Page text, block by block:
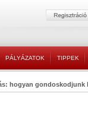
PÁLYÁZATOK TIPPEK
hogyan gondoskodjunk